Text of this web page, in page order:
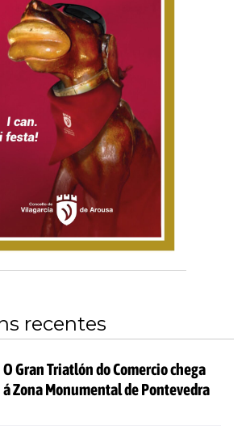
recentes
O Gran Triatlón do Comercio chega
á Zona Monumental de Pontevedra